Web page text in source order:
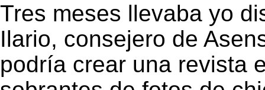
Tres meses llevaba yo
Ilario, consejero de
podría crear una revista